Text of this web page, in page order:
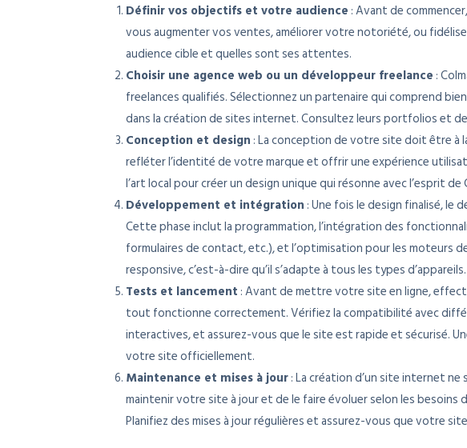
Définir vos objectifs et votre audience : Avant de
vous augmenter vos ventes, améliorer votre notoriété, ou
audience cible et quelles sont ses attentes.
Choisir une agence web ou un développeur freelance :
freelances qualifiés. Sélectionnez un partenaire qui comprend
dans la création de sites internet. Consultez leurs portfolios et
Conception et design : La conception de votre site doit être
refléter l’identité de votre marque et offrir une expérience
l’art local pour créer un design unique qui résonne avec l’esprit de
Développement et intégration : Une fois le design finalisé,
Cette phase inclut la programmation, l’intégration des
formulaires de contact, etc.), et l’optimisation pour les moteurs
responsive, c’est-à-dire qu’il s’adapte à tous les types d’appareils.
Tests et lancement : Avant de mettre votre site en ligne,
tout fonctionne correctement. Vérifiez la compatibilité avec
interactives, et assurez-vous que le site est rapide et sécurisé.
votre site officiellement.
Maintenance et mises à jour: La création d’un site internet ne
maintenir votre site à jour et de le faire évoluer selon les
Planifiez des mises à jour régulières et assurez-vous que votre